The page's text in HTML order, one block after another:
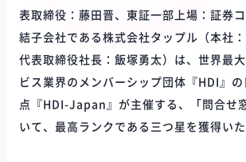
表取締役：藤田晋、東証一部上場：証券
結子会社である株式会社タップル（本社：
代表取締役社長：飯塚勇太）は、世界最
ビス業界のメンバーシップ団体『HDI』
点『HDI-Japan』が主催する、「問合せ
いて、最高ランクである三つ星を獲得いた